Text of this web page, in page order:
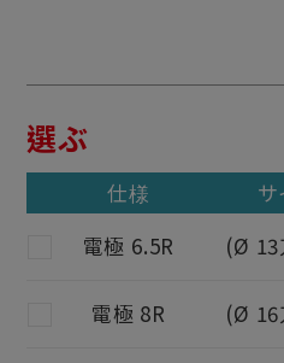
選ぶ
仕様 サ
電極 6.5R
(Ø 13
電極 8R (Ø 16